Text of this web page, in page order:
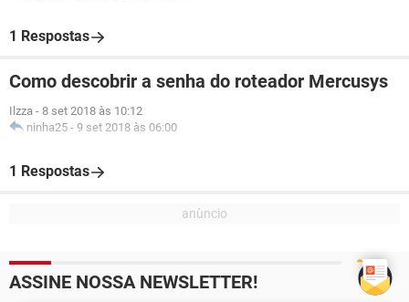
1 Respostas
Como descobrir a senha do roteador Mercusys
Ilzza - 8 set 2018 às 10:12
ninha25 - 9 set 2018 às 06:00
1 Respostas
ASSINE NOSSA NEWSLETTER!